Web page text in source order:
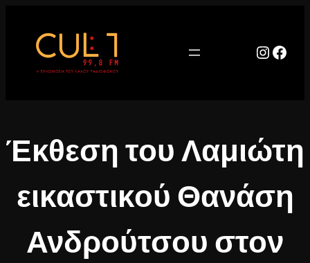
περιεχόμενο
Έκθεση του Λαμιώτη
εικαστικού Θανάση
Ανδρούτσου στον